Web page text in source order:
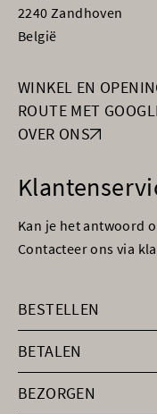
2240 Zandhoven
België
WINKEL EN
ROUTE MET
OVER ONS
Kan je het antwoord
Contacteer ons via
BESTELLEN
BETALEN
BEZORGEN